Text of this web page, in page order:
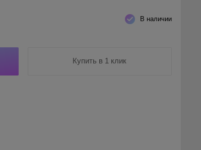
В наличии
Купить в 1 клик